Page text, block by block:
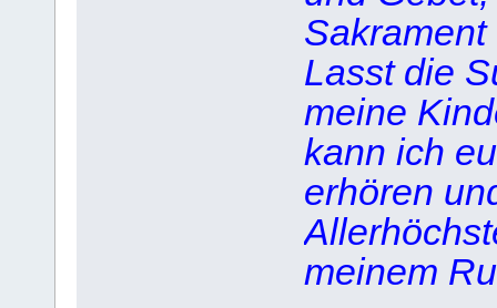
Lasst die
meine
kann ich
erhören
meinem